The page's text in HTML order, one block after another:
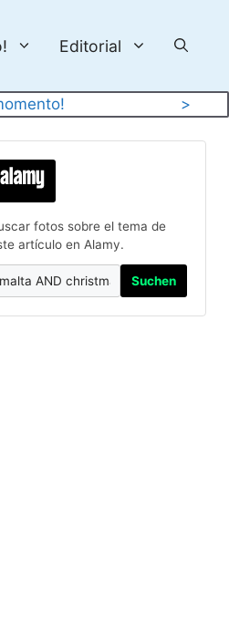
Editorial
>
fotos sobre el tema de
artículo en Alamy.
Suchen